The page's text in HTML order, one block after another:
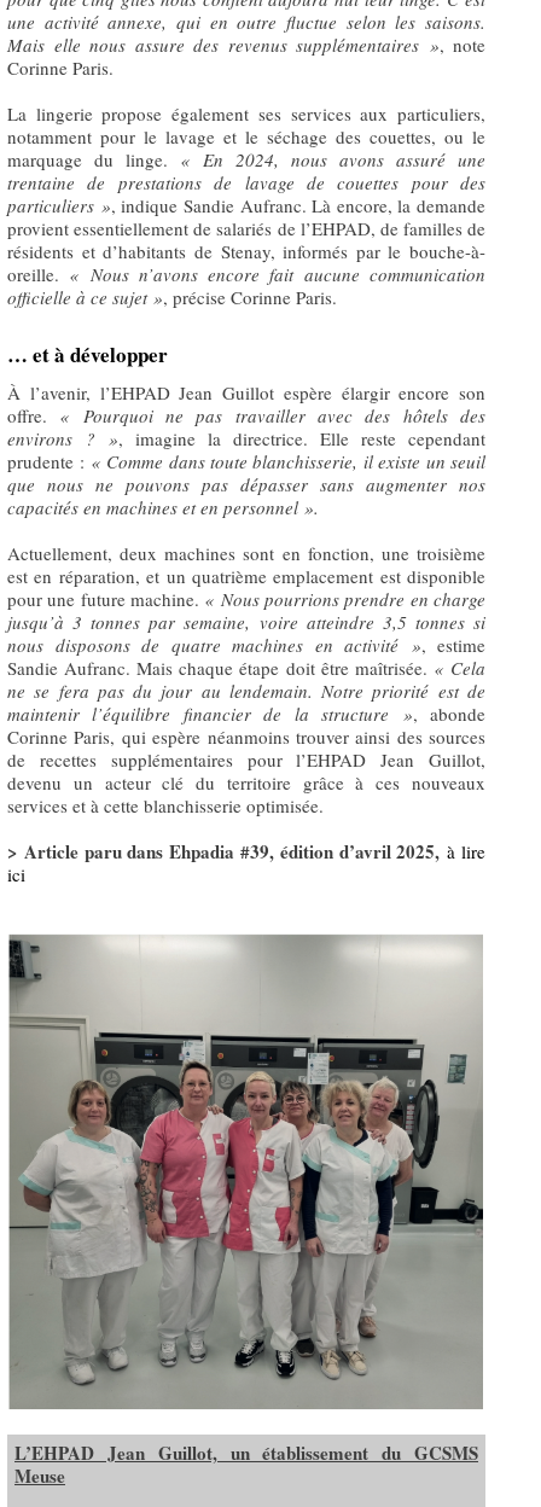
une activité annexe, qui en outre fluctue selon les saisons.
Mais elle nous assure des revenus supplémentaires », note
Corinne Paris.
La lingerie propose également ses services aux particuliers,
notamment pour le lavage et le séchage des couettes, ou le
marquage du linge. « En 2024, nous avons assuré une
trentaine de prestations de lavage de couettes pour des
particuliers », indique Sandie Aufranc. Là encore, la demande
provient essentiellement de salariés de l’EHPAD, de familles de
résidents et d’habitants de Stenay, informés par le bouche-à-
oreille. « Nous n’avons encore fait aucune communication
officielle à ce sujet », précise Corinne Paris.
… et à développer
À l’avenir, l’EHPAD Jean Guillot espère élargir encore son
offre. « Pourquoi ne pas travailler avec des hôtels des
environs ? », imagine la directrice. Elle reste cependant
prudente : « Comme dans toute blanchisserie, il existe un seuil
que nous ne pouvons pas dépasser sans augmenter nos
capacités en machines et en personnel ».
Actuellement, deux machines sont en fonction, une troisième
est en réparation, et un quatrième emplacement est disponible
pour une future machine. « Nous pourrions prendre en charge
jusqu’à 3 tonnes par semaine, voire atteindre 3,5 tonnes si
nous disposons de quatre machines en activité », estime
Sandie Aufranc. Mais chaque étape doit être maîtrisée. « Cela
ne se fera pas du jour au lendemain. Notre priorité est de
maintenir l’équilibre financier de la structure », abonde
Corinne Paris, qui espère néanmoins trouver ainsi des sources
de recettes supplémentaires pour l’EHPAD Jean Guillot,
devenu un acteur clé du territoire grâce à ces nouveaux
services et à cette blanchisserie optimisée.
> Article paru dans Ehpadia #39, édition d’avril 2025,à lire
ici
L’EHPAD Jean Guillot, un établissement du GCSMS
Meuse